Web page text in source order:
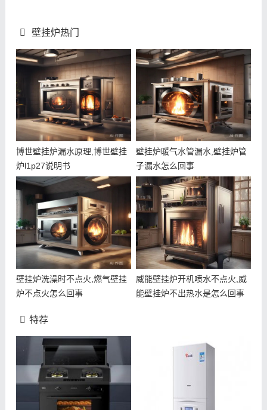
壁挂炉热门
博世壁挂炉漏水原理,博世壁挂
炉l1p27说明书
壁挂炉暖气水管漏水,壁挂炉管
子漏水怎么回事
壁挂炉洗澡时不点火,燃气壁挂
炉不点火怎么回事
威能壁挂炉开机喷水不点火,威
能壁挂炉不出热水是怎么回事
特荐